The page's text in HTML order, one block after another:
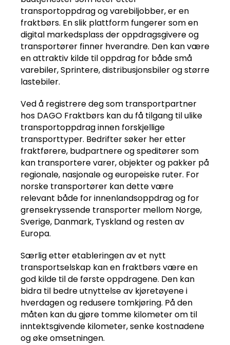
transportoppdrag og varebiljobber, er en
fraktbørs. En slik plattform fungerer som en
digital markedsplass der oppdragsgivere og
transportører finner hverandre. Den kan være
en attraktiv kilde til oppdrag for både små
varebiler, Sprintere, distribusjonsbiler og større
lastebiler.
Ved å registrere deg som transportpartner
hos DAGO Fraktbørs kan du få tilgang til ulike
transportoppdrag innen forskjellige
transporttyper. Bedrifter søker her etter
fraktførere, budpartnere og speditører som
kan transportere varer, objekter og pakker på
regionale, nasjonale og europeiske ruter. For
norske transportører kan dette være
relevant både for innenlandsoppdrag og for
grensekryssende transporter mellom Norge,
Sverige, Danmark, Tyskland og resten av
Europa.
Særlig etter etableringen av et nytt
transportselskap kan en fraktbørs være en
god kilde til de første oppdragene. Den kan
bidra til bedre utnyttelse av kjøretøyene i
hverdagen og redusere tomkjøring. På den
måten kan du gjøre tomme kilometer om til
inntektsgivende kilometer, senke kostnadene
og øke omsetningen.